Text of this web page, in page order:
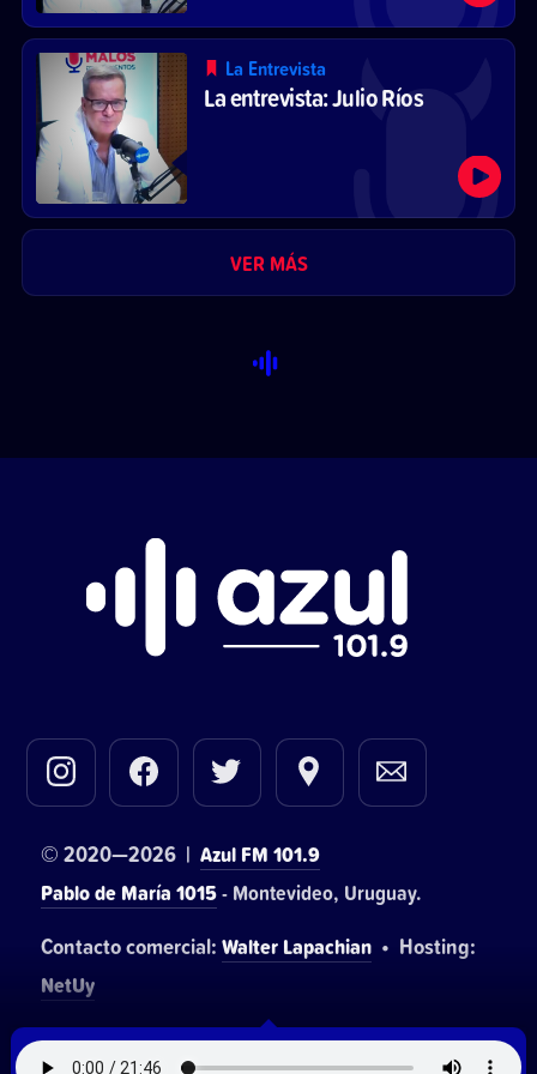
La Entrevista
La entrevista: Julio Ríos
VER MÁS
© 2020—2026 | Azul FM 101.9
Pablo de María 1015- Montevideo, Uruguay.
Contacto comercial: Walter Lapachian• Hosting:
NetUy
Privacidad~Términos y condiciones